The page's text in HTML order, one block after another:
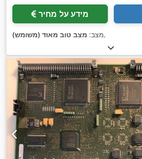
מידע על מחיר
מצב: מצב טוב מאוד (משומש) ,